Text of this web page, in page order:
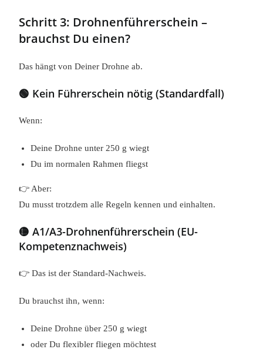
Schritt 3: Drohnenführerschein –
brauchst Du einen?
Das hängt von Deiner Drohne ab.
🟢 Kein Führerschein nötig (Standardfall)
Wenn:
Deine Drohne unter 250 g wiegt
Du im normalen Rahmen fliegst
👉 Aber:
Du musst trotzdem alle Regeln kennen und einhalten.
🟡 A1/A3-Drohnenführerschein (EU-
Kompetenznachweis)
👉 Das ist der Standard-Nachweis.
Du brauchst ihn, wenn:
Deine Drohne über 250 g wiegt
oder Du flexibler fliegen möchtest